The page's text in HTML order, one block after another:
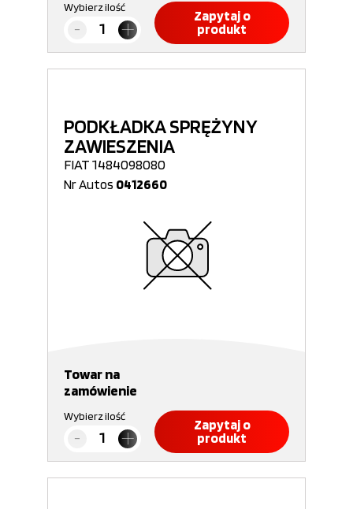
Wybierz ilość
Zapytaj o
produkt
PODKŁADKA SPRĘŻYNY
ZAWIESZENIA
FIAT 1484098080
Nr Autos 0412660
Towar na
zamówienie
Wybierz ilość
Zapytaj o
produkt